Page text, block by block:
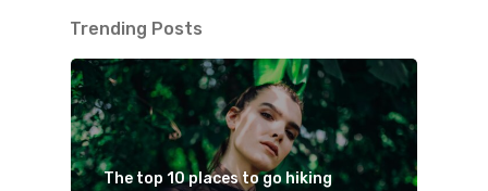
Trending Posts
The top 10 places to go hiking